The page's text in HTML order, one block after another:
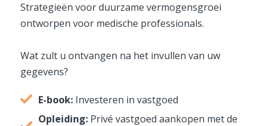
Strategieën voor duurzame vermogensgroei
ontworpen voor medische professionals.
Wat zult u ontvangen na het invullen van uw
gegevens?
E-book: Investeren in vastgoed
Opleiding: Privé vastgoed aankopen met de